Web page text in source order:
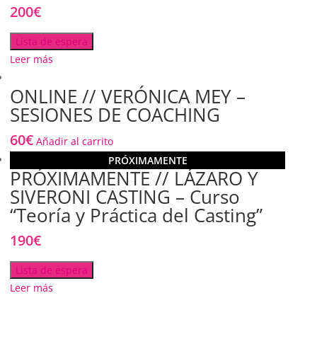
200€
Lista de espera
Leer más
ONLINE // VERÓNICA MEY –
SESIONES DE COACHING
60€ Añadir al carrito
PRÓXIMAMENTE
PRÓXIMAMENTE // LÁZARO Y
SIVERONI CASTING – Curso
“Teoría y Práctica del Casting”
190€
Lista de espera
Leer más